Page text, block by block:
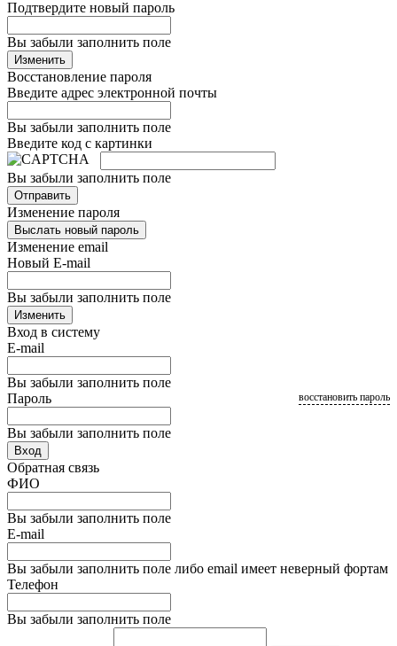
Подтвердите новый пароль
Вы забыли заполнить поле
Изменить
Восстановление пароля
Введите адрес электронной почты
Вы забыли заполнить поле
Введите код с картинки
Вы забыли заполнить поле
Отправить
Изменение пароля
Выслать новый пароль
Изменение email
Новый E-mail
Вы забыли заполнить поле
Изменить
Вход в систему
E-mail
Вы забыли заполнить поле
Пароль
Вы забыли заполнить поле
восстановить пароль
Вход
Обратная связь
ФИО
Вы забыли заполнить поле
E-mail
Вы забыли заполнить поле либо email имеет неверный фортам
Телефон
Вы забыли заполнить поле